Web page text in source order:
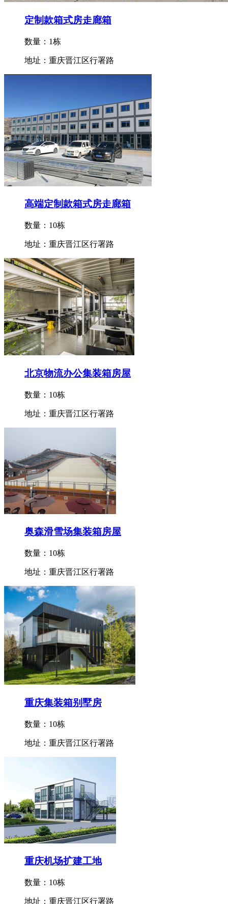
定制款箱式房走廊箱
数量：1栋
地址：重庆晋江区行署路
高端定制款箱式房走廊箱
数量：10栋
地址：重庆晋江区行署路
北京物流办公集装箱房屋
数量：10栋
地址：重庆晋江区行署路
奥森滑雪场集装箱房屋
数量：10栋
地址：重庆晋江区行署路
重庆集装箱别墅房
数量：10栋
地址：重庆晋江区行署路
重庆机场扩建工地
数量：10栋
地址：重庆晋江区行署路